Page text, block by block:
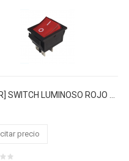
[B-16R] SWITCH LUMINOSO ROJO GRANDE 4P 220V AC 15AMP. 50XBL MASTERX1000
precio